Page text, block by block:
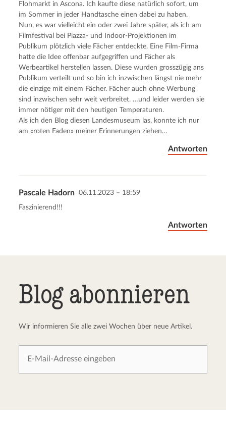
Flohmarkt in Ascona. Ich kaufte diese natürlich sofort, um
im Sommer in jeder Handtasche einen dabei zu haben.
Nun, es war vielleicht ein oder zwei Jahre später, als ich am
Filmfestival bei Piazza- und Indoor-Projektionen im
Publikum plötzlich viele Fächer entdeckte. Eine Film-Firma
hatte die Idee offenbar aufgegriffen und Fächer als
Werbeartikel herstellen lassen. Diese wurden grosszügig ans
Publikum verteilt und so bin ich inzwischen längst nie mehr
die einzige mit einem Fächer. Fächer auch ohne Werbung
sind inzwischen sehr weit verbreitet. …und leider werden sie
immer nötiger mit den heutigen Temperaturen.
Als ich den Blog diesen Landesmuseum las, konnte ich nur
am «roten Faden» meiner Erinnerungen ziehen…
Antworten
Pascale Hadorn 06.11.2023 – 18:59
Faszinierend!!!
Antworten
Blog abonnieren
Wir informieren Sie alle zwei Wochen über neue Artikel.